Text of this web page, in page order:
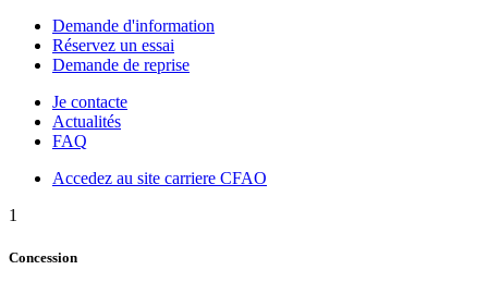
Demande d'information
Réservez un essai
Demande de reprise
Je contacte
Actualités
FAQ
Accedez au site carriere CFAO
1
Concession